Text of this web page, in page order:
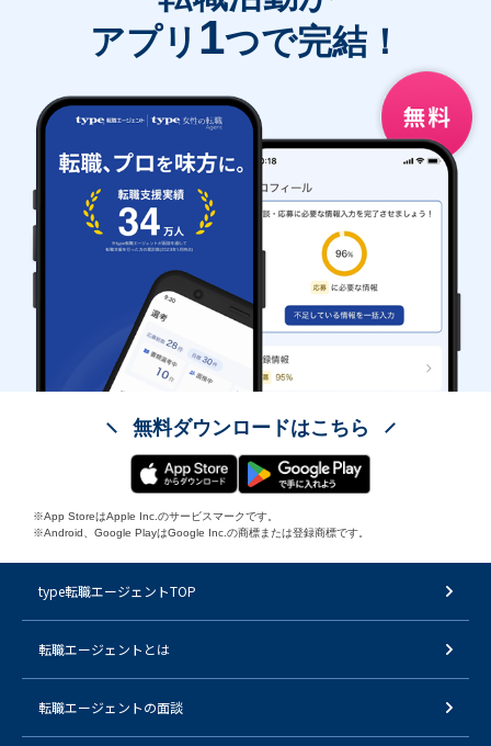
アプリ 1つで完結！
無料ダウンロードはこちら
※App StoreはApple Inc.のサービスマークです。
※Android、Google PlayはGoogle Inc.の商標または登録商標です。
type転職エージェントTOP
転職エージェントとは
転職エージェントの面談